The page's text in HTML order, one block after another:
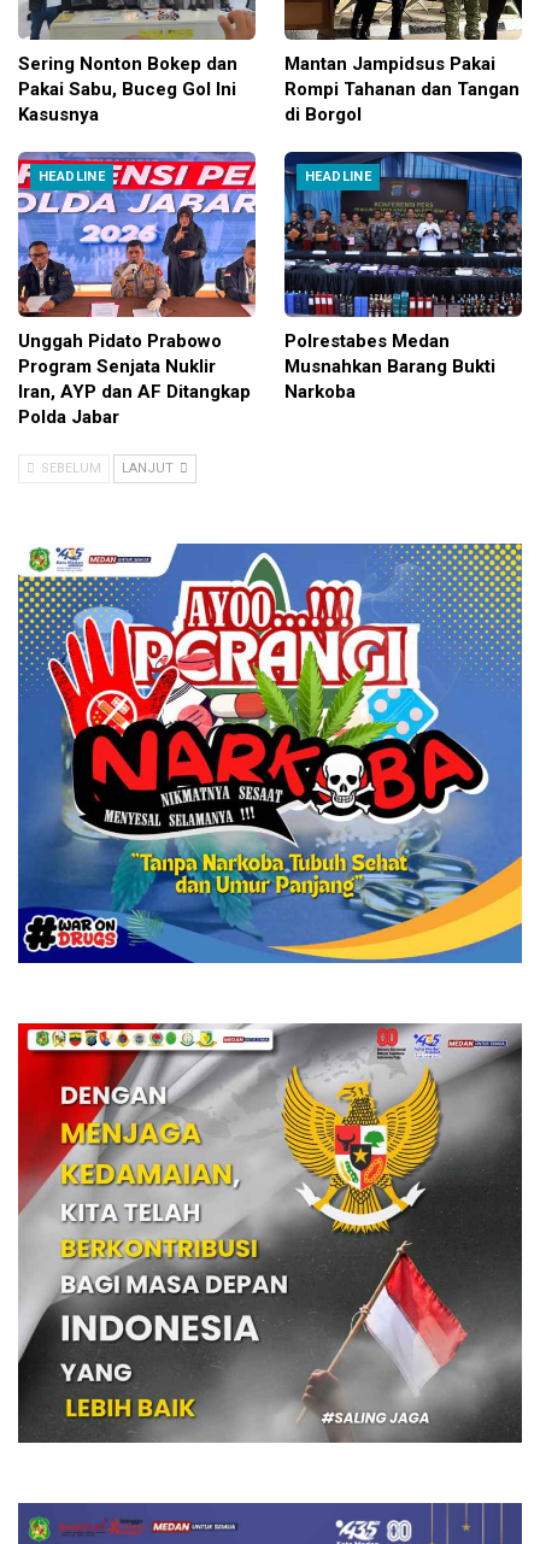
Sering Nonton Bokep dan
Pakai Sabu, Buceg Gol Ini
Kasusnya
Mantan Jampidsus Pakai
Rompi Tahanan dan Tangan
di Borgol
HEADLINE
Unggah Pidato Prabowo
Program Senjata Nuklir
Iran, AYP dan AF Ditangkap
Polda Jabar
HEADLINE
Polrestabes Medan
Musnahkan Barang Bukti
Narkoba
SEBELUM LANJUT